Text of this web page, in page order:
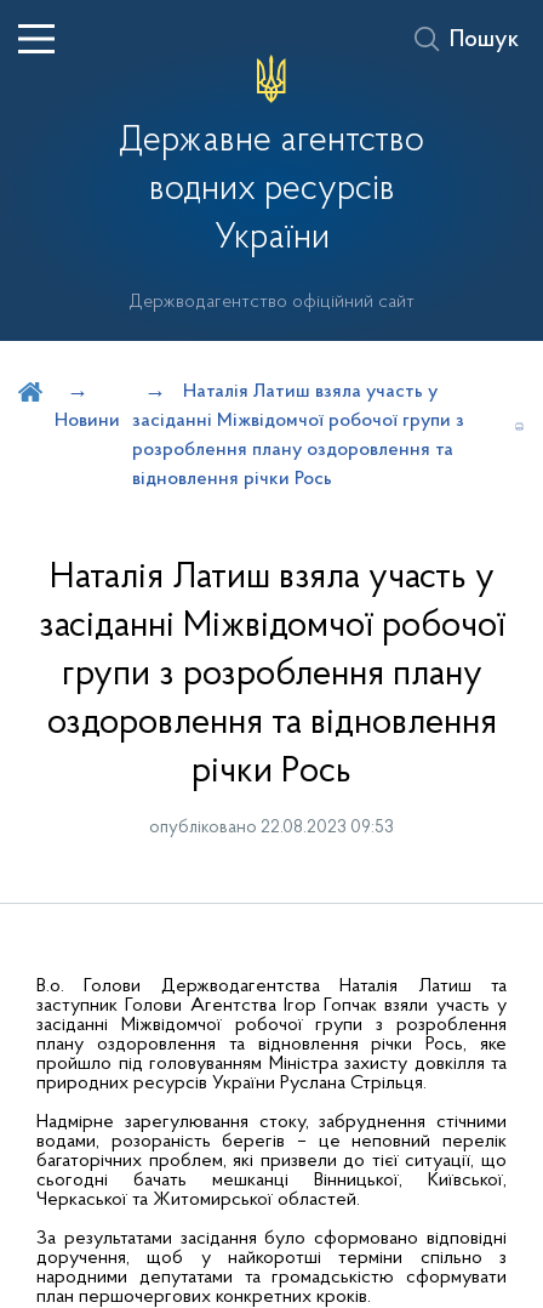
Державне агентство
водних ресурсів
України
Держводагентство офіційний сайт
Пошук
Новини
Наталія Латиш взяла участь у
засіданні Міжвідомчої робочої групи з
розроблення плану оздоровлення та
відновлення річки Рось
Наталія Латиш взяла участь у
засіданні Міжвідомчої робочої
групи з розроблення плану
оздоровлення та відновлення
річки Рось
опубліковано 22.08.2023 09:53
В.о. Голови Держводагентства Наталія Латиш та
заступник Голови Агентства Ігор Гопчак взяли участь у
засіданні Міжвідомчої робочої групи з розроблення
плану оздоровлення та відновлення річки Рось, яке
пройшло під головуванням Міністра захисту довкілля та
природних ресурсів України Руслана Стрільця.
Надмірне зарегулювання стоку, забруднення стічними
водами, розораність берегів – це неповний перелік
багаторічних проблем, які призвели до тієї ситуації, що
сьогодні бачать мешканці Вінницької, Київської,
Черкаської та Житомирської областей.
За результатами засідання було сформовано відповідні
доручення, щоб у найкоротші терміни спільно з
народними депутатами та громадськістю сформувати
план першочергових конкретних кроків.